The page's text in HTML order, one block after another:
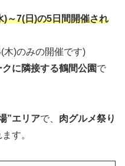
)～7(日)の5日間開催され
)のみの開催です)
に隣接する鶴間公園で
”エリアで、 肉グルメ祭り
す。